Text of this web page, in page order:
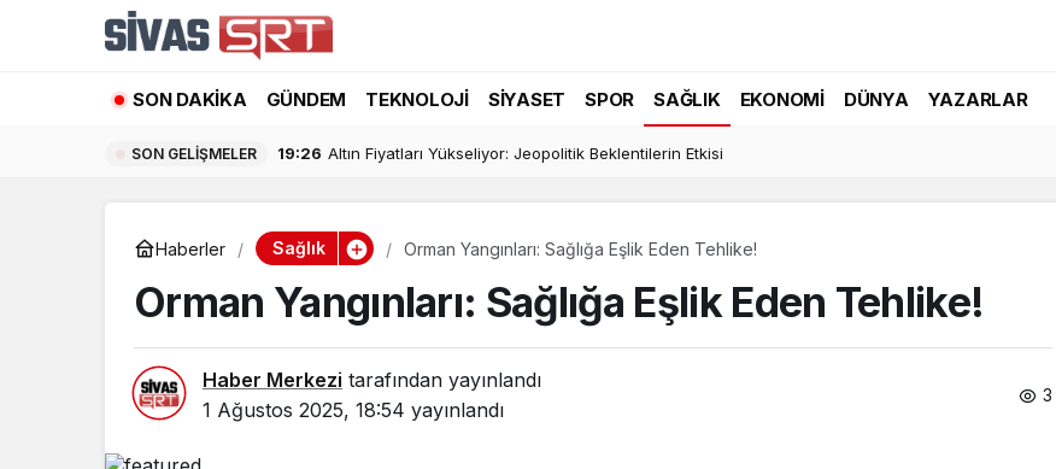
SON DAKIKA GÜNDEM TEKNOLOJI SIYASET SPOR SAĞLIK EKONOMI DÜNYA YAZARLAR
SON GELIŞMELER 19:26 Altın Fiyatları Yükseliyor: Jeopolitik Beklentilerin Etkisi
Haberler Sağlık Orman Yangınları: Sağlığa Eşlik Eden Tehlike!
Orman Yangınları: Sağlığa Eşlik Eden Tehlike!
Haber Merkezi tarafından yayınlandı
1 Ağustos 2025, 18:54 yayınlandı
3